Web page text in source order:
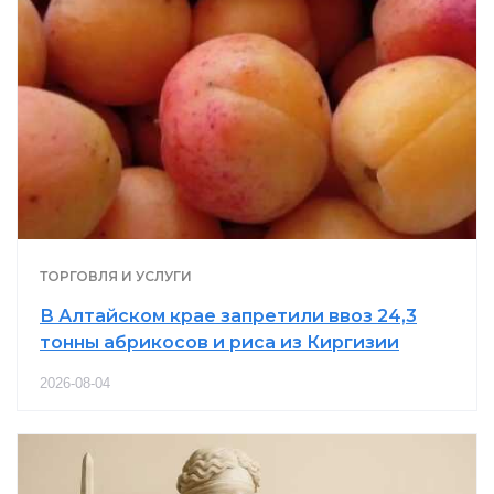
ТОРГОВЛЯ И УСЛУГИ
В Алтайском крае запретили ввоз 24,3
тонны абрикосов и риса из Киргизии
2026-08-04